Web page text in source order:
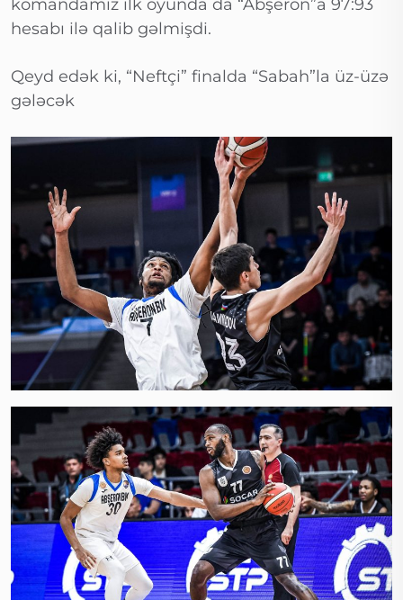
komandamız ilk oyunda da “Abşeron”a 97:93
hesabı ilə qalib gəlmişdi.
Qeyd edək ki, “Neftçi” finalda “Sabah”la üz-üzə
gələcək